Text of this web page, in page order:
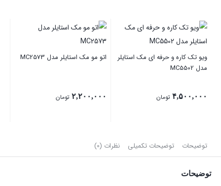
ویو تک کاره و حرفه ای مک استایلر
مدل MC5502
۴,۵۰۰,۰۰۰ تومان
اتو مو مک استایلر مدل MC2573
۲,۲۰۰,۰۰۰ تومان
توضیحات توضیحات تکمیلی نظرات (0)
توضیحات